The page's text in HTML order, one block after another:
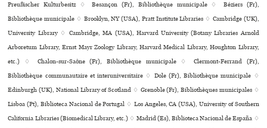
Preußischer Kulturbesitz ♢ Besançon (Fr), Bibliothèque muni­ci­pale ♢ Béziers (Fr),
Bibliothèque muni­ci­pale ♢ Brooklyn, NY (USA), Pratt Institute Libraries ♢ Cambridge (UK),
University Library ♢ Cambridge, MA (USA), Harvard University (Botany Libraries Arnold
Arboretum Library, Ernst Mayr Zoology Library, Harvard Medical Library, Houghton Library,
etc.) ♢ Chalon-sur-Saône (Fr), Bibliothèque muni­ci­pale ♢ Clermont-Ferrand (Fr),
Bibliothèque com­mu­nau­taire et inte­ru­ni­ver­si­taire ♢ Dole (Fr), Bibliothèque muni­ci­pale ♢
Edinburgh (UK), National Library of Scotland ♢ Grenoble (Fr), Bibliothèques muni­ci­pa­les ♢
Lisboa (Pt), Biblioteca Nacional de Portugal ♢ Los Angeles, CA (USA), University of Southern
California Libraries (Biomedical Library, etc.) ♢ Madrid (Es), Biblioteca Nacional de España ♢